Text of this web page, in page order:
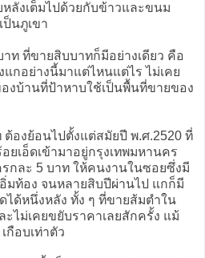
ลังเต็มไปด้วยกับข้าวและขนม
นภูเขา
ท ที่ขายสิบบาทก็มีอย่างเดียว คือ
กอย่างนี้มาแต่ไหนแต่ไร ไม่เคย
งบ้านที่ป้าหาบใช้เป็นพื้นที่ขายของ
ต้องย้อนไปตั้งแต่สมัยปี พ.ศ.2520 ที่
ยเอ็ดเข้ามาอยู่กรุงเทพมหานคร
กละ 5 บาท ให้คนงานในซอยซึ่งมี
มท้อง จนหลายสิบปีผ่านไป แกก็มี
ได้หนึ่งหลัง ทั้ง ๆ ที่ขายส้มตำใน
ะไม่เคยขยับราคาเลยสักครั้ง แม้
กือบเท่าตัว